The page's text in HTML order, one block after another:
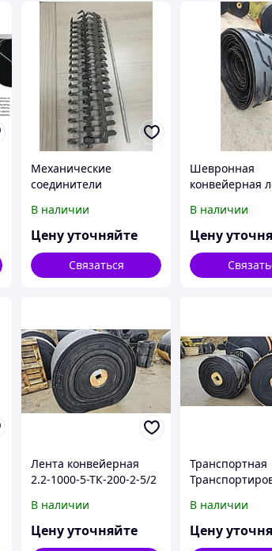
Механические
соединители
В наличии
Цену уточняйте
Связаться
Шевронная
конвейерная
В наличии
Цену
Лента конвейерная
2.2-1000-5-ТК-200-2-5/2
В наличии
Цену уточняйте
Транспортная
В наличии
Цену